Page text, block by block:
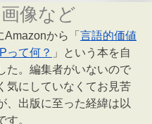
像など
から「 言語的価値
って何？ 」という本を自
た。編集者がいないので
気にしていなくてお見苦
、出版に至った経緯は以
す。